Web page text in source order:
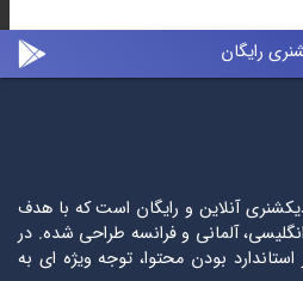
رایگان
آنلاین و رایگان است که با هدف
آلمانی و فرانسه طراحی شده. در
بودن محتوا، توجه ویژه ای به